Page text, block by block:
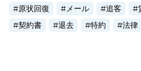
原状回復
メール 追客
契約書
退去 特約 法律